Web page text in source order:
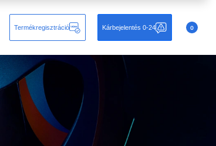
Termékregisztráció Kárbejelentés 0-24 0